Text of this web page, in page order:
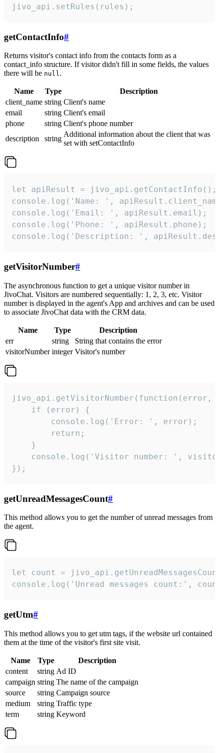
jivo_api.setRules(rules);
getContactInfo#
Returns visitor's contact info from the contacts form as a
contact_info structure. If visitor didn't fill in some fields, the values
there will be null.
Name Type
Description
client_name string Client's name
email
string Client's email
phone
string Client's phone number
description
string
Additional information about the client that was
set with setContactInfo
let apiResult = jivo_api.getContactInfo();
console.log('Name: ',
console.log('Email: ', apiResult.email);
console.log('Phone: ', apiResult.phone);
console.log('Description: ',
getVisitorNumber#
The asynchronous function to get a unique visitor number in
JivoChat. Visitors are numbered sequentially: 1, 2, 3, etc. Visitor
number is displayed in the agent's App and archives and can be used
to associate JivoChat data with the CRM data.
Name Type
Description
err
string
String that contains the error
visitorNumber integer Visitor's number
jivo_api.getVisitorNumber(function(error,
    if (error) {
        console.log('Error: ', error);
        return;
    }
console.log('Visitor number: ',
});
getUnreadMessagesCount#
This method allows you to get the number of unread messages from
the agent.
let count =
console.log('Unread messages count:',
getUtm#
This method allows you to get utm tags, if the website url contained
them at the time of the visitor's first site visit.
Name Type
Description
content
string Ad ID
campaign string The name of the campaign
source
string Campaign source
medium
string Traffic type
term
string Keyword